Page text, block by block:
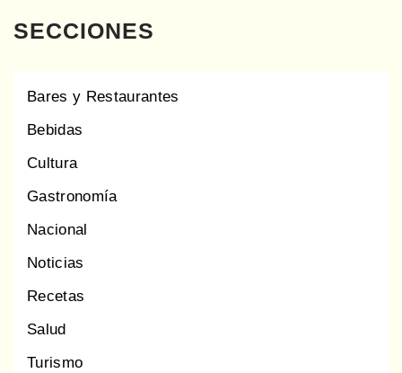
SECCIONES
Bares y Restaurantes
Bebidas
Cultura
Gastronomía
Nacional
Noticias
Recetas
Salud
Turismo